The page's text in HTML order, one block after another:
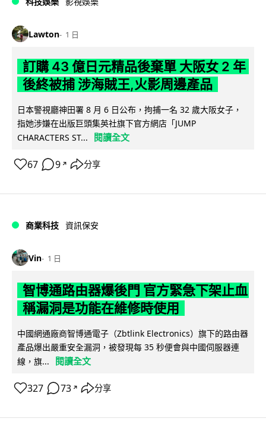
Lawton 1 日
訂購 43 億日元精品後棄單 大阪女 2 年
後終被捕 涉海賊王,火影周邊產品
日本警視廳神田署 8 月 6 日公布，拘捕一名 32 歲大阪女子，
指她涉嫌在出版巨頭集英社旗下官方網店「JUMP
CHARACTERS ST...
閱讀全文
67 9 ↗ 分享
商業科技 資訊保安
Vin 1 日
智博通路由器爆後門 官方緊急下架止血
稱漏洞是功能在維修時使用
中國網通廠商智博通電子（Zbtlink Electronics）旗下的路由器
產品爆出嚴重安全漏洞，被發現每 35 秒便會與中國伺服器連
線，旗...
閱讀全文
327 73 ↗ 分享